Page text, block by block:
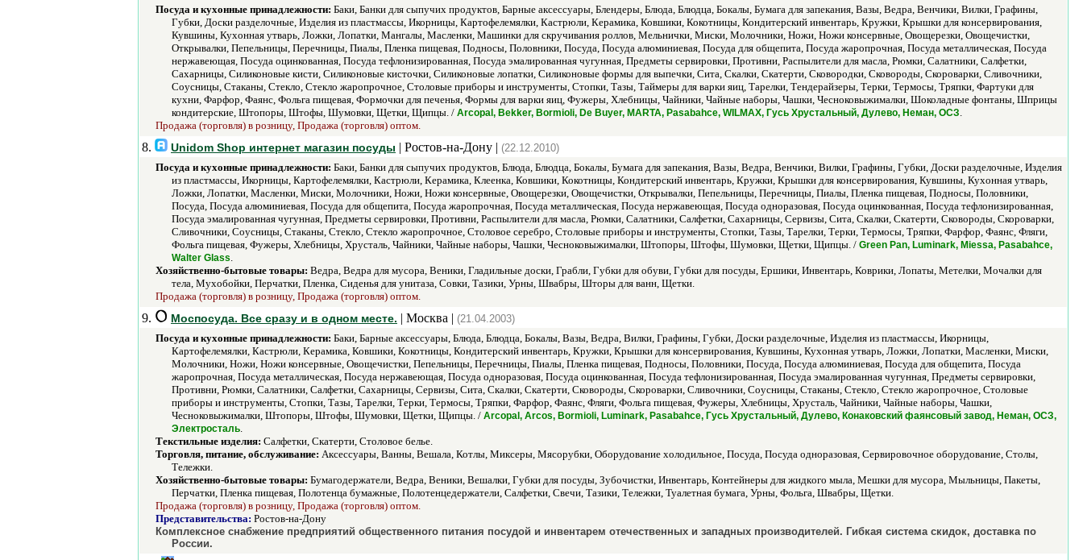
Посуда и кухонные принадлежности: Баки, Банки для сыпучих продуктов, Барные аксессуары, Блендеры, Блюда, Блюдца, Бокалы, Бумага для запекания, Вазы, Ведра, Венчики, Вилки, Графины,
Губки, Доски разделочные, Изделия из пластмассы, Икорницы, Картофелемялки, Кастрюли, Керамика, Ковшики, Кокотницы, Кондитерский инвентарь, Кружки, Крышки для консервирования,
Кувшины, Кухонная утварь, Ложки, Лопатки, Мангалы, Масленки, Машинки для скручивания роллов, Мельнички, Миски, Молочники, Ножи, Ножи консервные, Овощерезки, Овощечистки,
Открывалки, Пепельницы, Перечницы, Пиалы, Пленка пищевая, Подносы, Половники, Посуда, Посуда алюминиевая, Посуда для общепита, Посуда жаропрочная, Посуда металлическая, Посуда
нержавеющая, Посуда оцинкованная, Посуда тефлонизированная, Посуда эмалированная чугунная, Предметы сервировки, Противни, Распылители для масла, Рюмки, Салатники, Салфетки,
Сахарницы, Силиконовые кисти, Силиконовые кисточки, Силиконовые лопатки, Силиконовые формы для выпечки, Сита, Скалки, Скатерти, Сковородки, Сковороды, Скороварки, Сливочники,
Соусницы, Стаканы, Стекло, Стекло жаропрочное, Столовые приборы и инструменты, Стопки, Тазы, Таймеры для варки яиц, Тарелки, Тендерайзеры, Терки, Термосы, Тряпки, Фартуки для
кухни, Фарфор, Фаянс, Фольга пищевая, Формочки для печенья, Формы для варки яиц, Фужеры, Хлебницы, Чайники, Чайные наборы, Чашки, Чесноковыжималки, Шоколадные фонтаны, Шприцы
кондитерские, Штопоры, Штофы, Шумовки, Щетки, Щипцы. / Arcopal, Bekker, Bormioli, De Buyer, MARTA, Pasabahce, WILMAX, Гусь Хрустальный, Дулево, Неман, ОСЗ.
Продажа (торговля) в розницу, Продажа (торговля) оптом.
8. Unidom Shop интернет магазин посуды | Ростов-на-Дону | (22.12.2010)
Посуда и кухонные принадлежности: Баки, Банки для сыпучих продуктов, Блюда, Блюдца, Бокалы, Бумага для запекания, Вазы, Ведра, Венчики, Вилки, Графины, Губки, Доски разделочные, Изделия
из пластмассы, Икорницы, Картофелемялки, Кастрюли, Керамика, Клеенка, Ковшики, Кокотницы, Кондитерский инвентарь, Кружки, Крышки для консервирования, Кувшины, Кухонная утварь,
Ложки, Лопатки, Масленки, Миски, Молочники, Ножи, Ножи консервные, Овощерезки, Овощечистки, Открывалки, Пепельницы, Перечницы, Пиалы, Пленка пищевая, Подносы, Половники,
Посуда, Посуда алюминиевая, Посуда для общепита, Посуда жаропрочная, Посуда металлическая, Посуда нержавеющая, Посуда одноразовая, Посуда оцинкованная, Посуда тефлонизированная,
Посуда эмалированная чугунная, Предметы сервировки, Противни, Распылители для масла, Рюмки, Салатники, Салфетки, Сахарницы, Сервизы, Сита, Скалки, Скатерти, Сковороды, Скороварки,
Сливочники, Соусницы, Стаканы, Стекло, Стекло жаропрочное, Столовое серебро, Столовые приборы и инструменты, Стопки, Тазы, Тарелки, Терки, Термосы, Тряпки, Фарфор, Фаянс, Фляги,
Фольга пищевая, Фужеры, Хлебницы, Хрусталь, Чайники, Чайные наборы, Чашки, Чесноковыжималки, Штопоры, Штофы, Шумовки, Щетки, Щипцы. / Green Pan, Luminark, Miessa, Pasabahce,
Walter Glass.
Хозяйственно-бытовые товары: Ведра, Ведра для мусора, Веники, Гладильные доски, Грабли, Губки для обуви, Губки для посуды, Ершики, Инвентарь, Коврики, Лопаты, Метелки, Мочалки для
тела, Мухобойки, Перчатки, Пленка, Сиденья для унитаза, Совки, Тазики, Урны, Швабры, Шторы для ванн, Щетки.
Продажа (торговля) в розницу, Продажа (торговля) оптом.
9. Моспосуда. Все сразу и в одном месте. | Москва | (21.04.2003)
Посуда и кухонные принадлежности: Баки, Барные аксессуары, Блюда, Блюдца, Бокалы, Вазы, Ведра, Вилки, Графины, Губки, Доски разделочные, Изделия из пластмассы, Икорницы,
Картофелемялки, Кастрюли, Керамика, Ковшики, Кокотницы, Кондитерский инвентарь, Кружки, Крышки для консервирования, Кувшины, Кухонная утварь, Ложки, Лопатки, Масленки, Миски,
Молочники, Ножи, Ножи консервные, Овощечистки, Пепельницы, Перечницы, Пиалы, Пленка пищевая, Подносы, Половники, Посуда, Посуда алюминиевая, Посуда для общепита, Посуда
жаропрочная, Посуда металлическая, Посуда нержавеющая, Посуда одноразовая, Посуда оцинкованная, Посуда тефлонизированная, Посуда эмалированная чугунная, Предметы сервировки,
Противни, Рюмки, Салатники, Салфетки, Сахарницы, Сервизы, Сита, Скалки, Скатерти, Сковороды, Скороварки, Сливочники, Соусницы, Стаканы, Стекло, Стекло жаропрочное, Столовые
приборы и инструменты, Стопки, Тазы, Тарелки, Терки, Термосы, Тряпки, Фарфор, Фаянс, Фляги, Фольга пищевая, Фужеры, Хлебницы, Хрусталь, Чайники, Чайные наборы, Чашки,
Чесноковыжималки, Штопоры, Штофы, Шумовки, Щетки, Щипцы. / Arcopal, Arcos, Bormioli, Luminark, Pasabahce, Гусь Хрустальный, Дулево, Конаковский фаянсовый завод, Неман, ОСЗ,
Электросталь.
Текстильные изделия: Салфетки, Скатерти, Столовое белье.
Торговля, питание, обслуживание: Аксессуары, Ванны, Вешала, Котлы, Миксеры, Мясорубки, Оборудование холодильное, Посуда, Посуда одноразовая, Сервировочное оборудование, Столы,
Тележки.
Хозяйственно-бытовые товары: Бумагодержатели, Ведра, Веники, Вешалки, Губки для посуды, Зубочистки, Инвентарь, Контейнеры для жидкого мыла, Мешки для мусора, Мыльницы, Пакеты,
Перчатки, Пленка пищевая, Полотенца бумажные, Полотенцедержатели, Салфетки, Свечи, Тазики, Тележки, Туалетная бумага, Урны, Фольга, Швабры, Щетки.
Продажа (торговля) в розницу, Продажа (торговля) оптом.
Представительства: Ростов-на-Дону
Комплексное снабжение предприятий общественного питания посудой и инвентарем отечественных и западных производителей. Гибкая система скидок, доставка по
России.